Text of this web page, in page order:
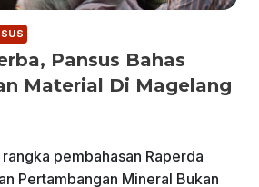
Pansus Bahas
Material Di Magelang
rangka pembahasan Raperda
Pertambangan Mineral Bukan